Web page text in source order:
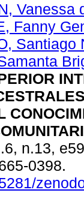
Vanessa
Fanny
Santiago
n.13,
0398.